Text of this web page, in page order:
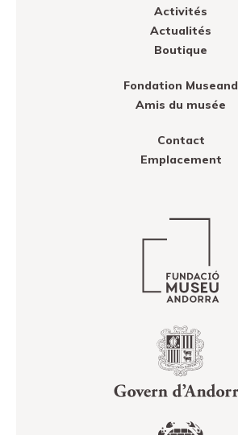
Activités
Actualités
Boutique
Fondation Museand
Amis du musée
Contact
Emplacement